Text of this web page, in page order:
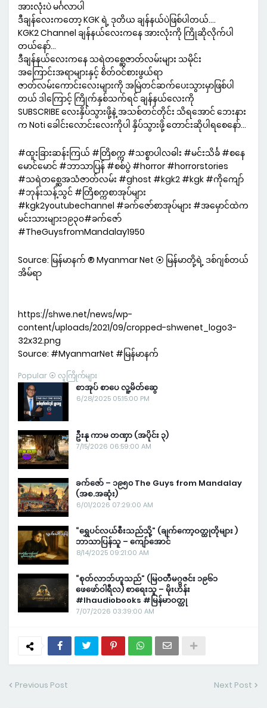
အားလုံးပဲ မင်္ဂလာပါ
ဒီချန်လေးကတော့ KGK ရဲ့ ဒုတိယ ချန်နယ်ပဲဖြစ်ပါတယ်….
KGK2 Channel ချန်နယ်လေးကနေ အားလုံးကို ကြိုဆိုလိုက်ပါ
တယ်နော်…
ဒီချန်နယ်လေးကနေ သရဲတစ္ဆေဇာတ်လမ်းများ သမိုင်း
အကြောင်းအရာများနှင့် စိတ်ဝင်စားဖွယ်ရာ
ဇာတ်လမ်းကောင်းလေးများကို အမြဲတင်ဆက်ပေးသွားမှာဖြစ်ပါ
တယ် ဒါကြောင့် ကြိုက်နှစ်သက်ရင် ချန်နယ်လေးကို
SUBSCRIBE လေးနှိပ်သွားဖို့နဲ့ အသစ်တင်တိုင်း သိရအောင် ဘေးနား
က Noti ခေါင်းလောင်းလေးကိုပါ နှိပ်သွားဖို့ တောင်းဆိုပါရစေနော်…
#ထူးခြားဆန်းကြယ် #တြိစက္က #သစ္စာပါလဓါး #မင်းသိင်္ခ #စနေ
မောင်မောင် #ဘာသာပြန် #စစ်ပွဲ #horror #horrorstories
#သရဲတစ္ဆေအသံဇာတ်လမ်း #ghost #kgk2 #kgk #ကိုကျော်
#ဘုန်းသန့်သွင် #တြိစက္ကစာအုပ်များ
#kgk2youtubechannel #ခက်ဇော်စာအုပ်များ #အမှောင်ထဲက
မင်းသားများ၁၉၃၀#ခက်ဇော်
#TheGuysfromMandalay1950
Source: မြန်မာနက် ® Myanmar Net ⦿ မြန်မာတို့ရဲ့ ဒစ်ဂျစ်တယ်
အိမ်ရာ
https://shwe.net/news/wp-
content/uploads/2021/09/cropped-shwenet_logo3-
32x32.png
Source: #MyanmarNet #မြန်မာနက်
Popular ⦿ လူကြိုက်များ
စာအုပ် စာပေ လူ့မိတ်ဆွေ
6/28/2025 05:15:00 PM
ဦးနု ကာမ တဏှာ (အပိုင်း ၃)
7/15/2026 06:59:00 AM
ခက်ဇော် – ၁၉၅၀ The Guys from Mandalay
(အစ.အဆုံး)
6/01/2026 07:29:00 AM
“ရွှေပင်လယ်စီးသည်သို့” (ချက်ကော့ဝတ္ထုတိုများ )
ဘာသာပြန်သူ – ကျော်အောင်
8/14/2025 09:21:00 AM
“စုတ်လာဘ်ဟူသည်” (မြဝတီမဂ္ဂဇင်း ၁၉၆၁
ဖေဖော်ဝါရီလ) စာရေးသူ – မိုးဟိန်း
#lhaudiobooks #မြန်မာဝတ္ထု
7/07/2026 03:39:00 AM
Previous Post Next Post